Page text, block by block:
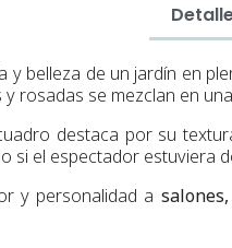
y belleza de un jardín en
rosadas se mezclan en
destaca por su
si el espectador estuviera
y personalidad a